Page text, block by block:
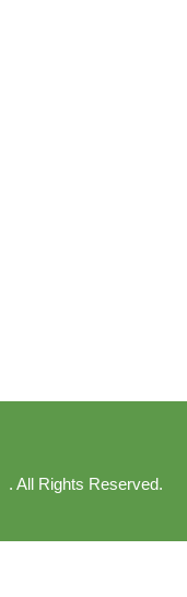
. All Rights Reserved.